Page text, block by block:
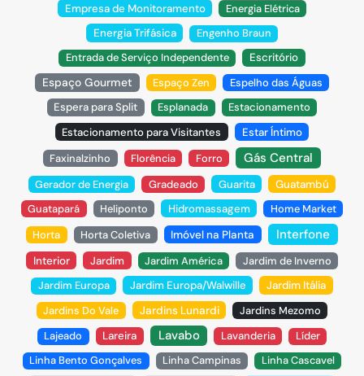
Empresa de Monitoramento
Energia Elétrica
Energia Trifásica
Engenho Braun
Entrada de Serviço Independente
Escritório
Espaço Gourmet Espaço Zen
Espelho das Águas
Espera para Split
Esplanada
Estacionamento
Estacionamento para Visitantes
Estar Íntimo
Faxinalzinho
Florência Forro Gás Central
Gerador de Energia Gradeado Guarita
Guatambú
Guatapará
Heliponto Hidromassagem
Home Market
Horta
Horta Coletiva Imóvel na Planta Interfone
Interior Jardim Jardim América
Jardim de Inverno
Jardim Europa
Jardim Europa/Walwille
Jardim Itália
Jardins Do Vale
Jardins Lunardi
Jardins Mezomo
Lajeado
Lareira Lavabo Lavanderia
Líder
Linha Bento Gonçalves
Linha Campinas
Linha Cascavel